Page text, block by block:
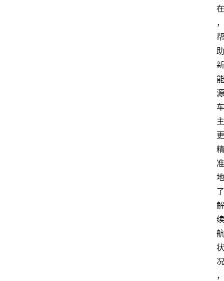
在
，
帮
助
新
能
源
车
主
更
精
准
地
了
解
续
航
状
况
，